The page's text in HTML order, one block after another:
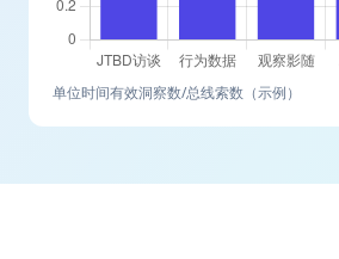
单位时间有效洞察数/总线索数（示例）